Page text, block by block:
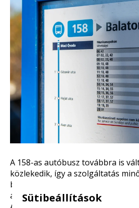
A 158-as autóbusz továbbra is
közlekedik, így a szolgáltatás
buszok ugyanolyan sűrűn
autóbusz változatlan útvonalon
Sütibeállítások